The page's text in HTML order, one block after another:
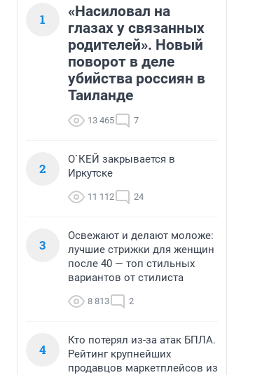
1
«Насиловал на
глазах у связанных
родителей». Новый
поворот в деле
убийства россиян в
Таиланде
13 465 7
2
О`КЕЙ закрывается в
Иркутске
11 112 24
3
Освежают и делают моложе:
лучшие стрижки для женщин
после 40 — топ стильных
вариантов от стилиста
8 813 2
4
Кто потерял из-за атак БПЛА.
Рейтинг крупнейших
продавцов маркетплейсов из